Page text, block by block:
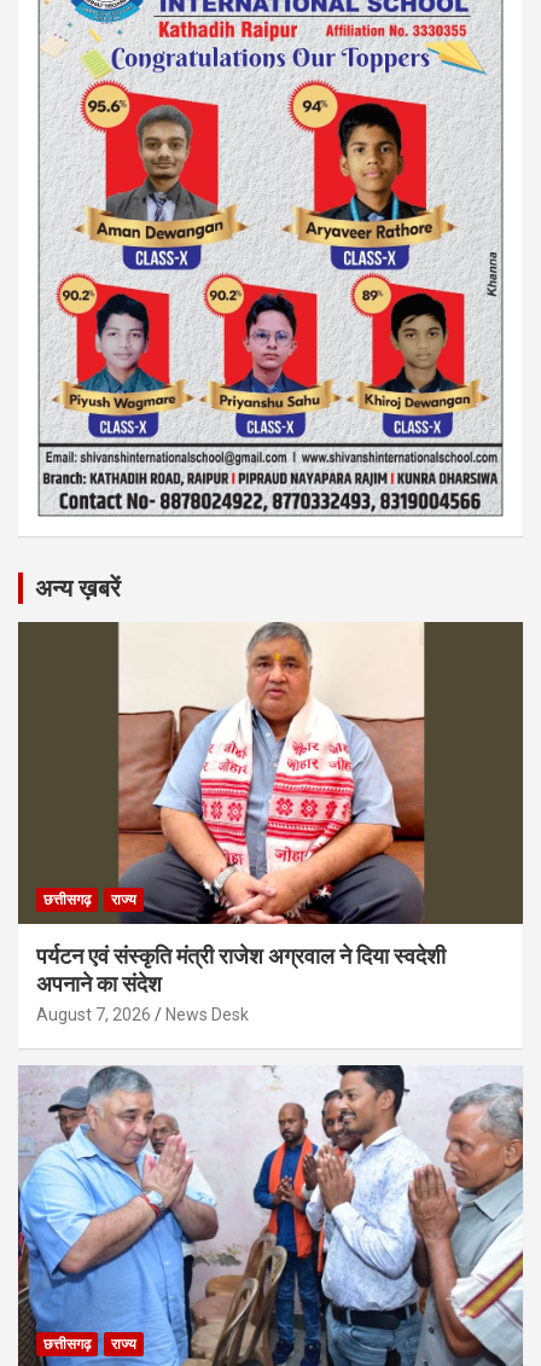
अन्य ख़बरें
छत्तीसगढ़ राज्य
पर्यटन एवं संस्कृति मंत्री राजेश अग्रवाल ने दिया स्वदेशी
अपनाने का संदेश
August 7, 2026 News Desk
छत्तीसगढ़ राज्य